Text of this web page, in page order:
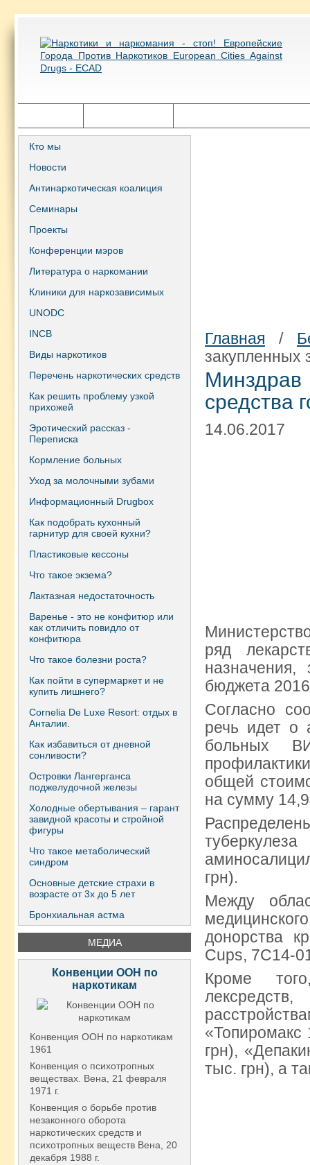
Кто мы
Новости
Антинаркотическая коалиция
Семинары
Проекты
Конференции мэров
Литература о наркомании
Клиники для наркозависимых
UNODC
INCB
Виды наркотиков
Перечень наркотических средств
Как решить проблему узкой
прихожей
Эротический рассказ -
Переписка
Кормление больных
Уход за молочными зубами
Информационный Drugbox
Как подобрать кухонный
гарнитур для своей кухни?
Пластиковые кессоны
Что такое экзема?
Лактазная недостаточность
Варенье - это не конфитюр или
как отличить повидло от
конфитюра
Что такое болезни роста?
Как пойти в супермаркет и не
купить лишнего?
Сornelia De Luxe Resort: отдых в
Анталии.
Как избавиться от дневной
сонливости?
Островки Лангерганса
поджелудочной железы
Холодные обертывания – гарант
завидной красоты и стройной
фигуры
Что такое метаболический
синдром
Основные детские страхи в
возрасте от 3х до 5 лет
Бронхиальная астма
МЕДИА
Конвенции ООН по
наркотикам
Конвенция ООН по наркотикам
1961
Конвенция о психотропных
веществах. Вена, 21 февраля
1971 г.
Конвенция о борьбе против
незаконного оборота
наркотических средств и
психотропных веществ Вена, 20
декабря 1988 г.
Главная /
закупленных
Минздрав
средства
14.06.2017
ряд
назначения,
бюджета
Согласно
речь идет о
больных
общей
на сумму
грн).
Между
донорства
Cups, 7C14-
Кроме
грн),
тыс. грн), а